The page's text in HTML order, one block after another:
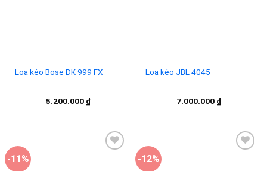
Loa kéo Bose DK 999 FX
5.200.000 ₫
Loa kéo JBL 4045
7.000.000 ₫
-11% -12%